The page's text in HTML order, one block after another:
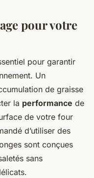
pour votre
pour garantir
Un
de graisse
la performance de
de votre four
d’utiliser des
sont conçues
sans